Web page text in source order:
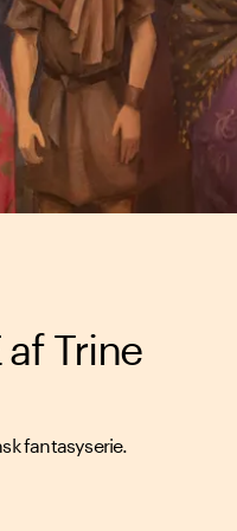
af Trine
fantasyserie.